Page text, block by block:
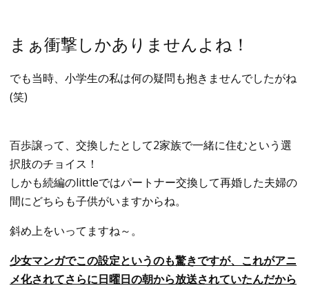
まぁ衝撃しかありませんよね！
でも当時、小学生の私は何の疑問も抱きませんでしたがね
(笑)
百歩譲って、交換したとして2家族で一緒に住むという選
択肢のチョイス！
しかも続編のlittleではパートナー交換して再婚した夫婦の
間にどちらも子供がいますからね。
斜め上をいってますね～。
少女マンガでこの設定というのも驚きですが、これがアニ
メ化されてさらに日曜日の朝から放送されていたんだから